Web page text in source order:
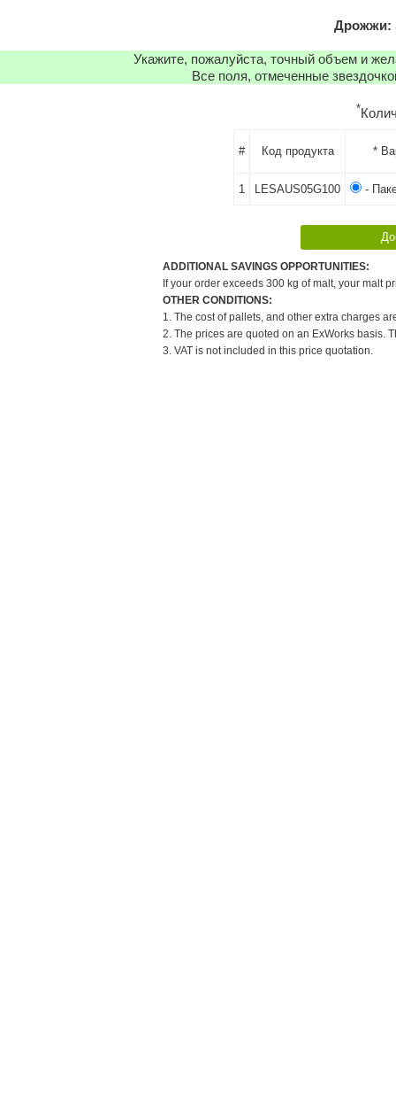
Дрожжи:
Укажите, пожалуйста, точный объем и
Все поля, отмеченные
*
# Код продукта *
1 LESAUS05G100 -
ADDITIONAL SAVINGS OPPORTUNITIES:
If your order exceeds 300 kg of malt, your malt
OTHER CONDITIONS:
1. The cost of pallets, and other extra charges
2. The prices are quoted on an ExWorks basis.
3. VAT is not included in this price quotation.